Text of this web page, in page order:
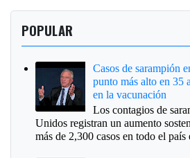
POPULAR
Casos de sarampión
punto más alto en 35
en la vacunación
Los contagios de
Unidos registran un aumento
más de 2,300 casos en todo el país